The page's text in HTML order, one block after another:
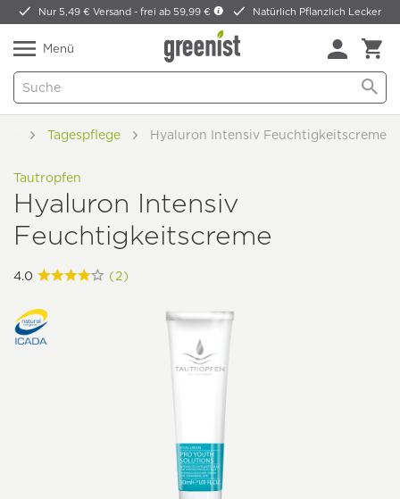
Nur 5,49 € Versand -frei ab 59,99 € Natürlich Pflanzlich Lecker
Menü
Tagespflege Hyaluron Intensiv Feuchtigkeitscreme
Tautropfen
Hyaluron Intensiv
Feuchtigkeitscreme
4.0 (2)